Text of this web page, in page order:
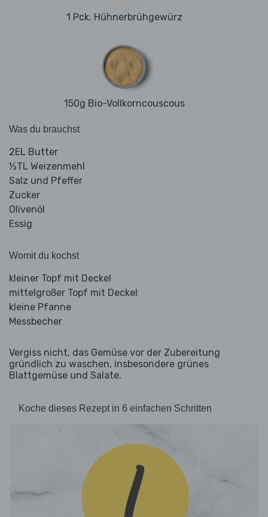
1 Pck. Hühnerbrühgewürz
150g Bio-Vollkorncouscous
Was du brauchst
2EL Butter
½TL Weizenmehl
Salz und Pfeffer
Zucker
Olivenöl
Essig
Womit du kochst
kleiner Topf mit Deckel
mittelgroßer Topf mit Deckel
kleine Pfanne
Messbecher
Vergiss nicht, das Gemüse vor der Zubereitung
gründlich zu waschen, insbesondere grünes
Blattgemüse und Salate.
Koche dieses Rezept in 6 einfachen Schritten